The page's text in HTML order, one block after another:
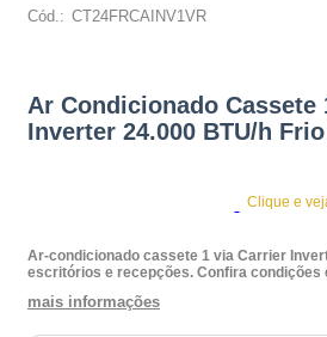
Cód.: CT24FRCAINV1VR
Ar Condicionado Cassete
Inverter 24.000 BTU/h
Clique e
Ar-condicionado cassete 1 via Carrier
escritórios e recepções. Confira condições
mais informações